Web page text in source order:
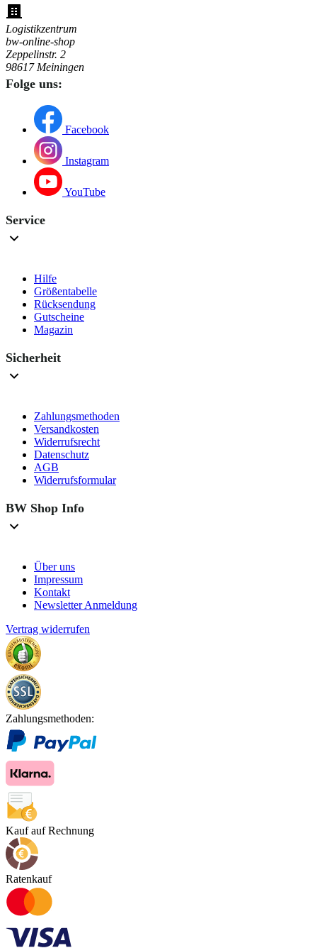
Logistikzentrum
bw-online-shop
Zeppelinstr. 2
98617 Meiningen
Folge uns:
Facebook
Instagram
YouTube
Service
Hilfe
Größentabelle
Rücksendung
Gutscheine
Magazin
Sicherheit
Zahlungsmethoden
Versandkosten
Widerrufsrecht
Datenschutz
AGB
Widerrufsformular
BW Shop Info
Über uns
Impressum
Kontakt
Newsletter Anmeldung
Vertrag widerrufen
Zahlungsmethoden:
Kauf auf Rechnung
Ratenkauf